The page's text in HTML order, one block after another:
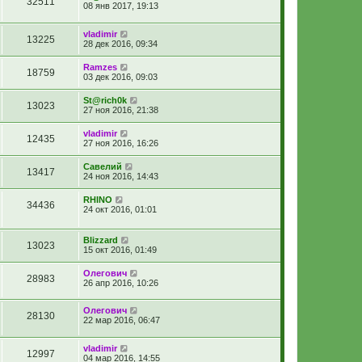
08 янв 2017, 19:13
13225
vladimir
28 дек 2016, 09:34
18759
Ramzes
03 дек 2016, 09:03
13023
St@rich0k
27 ноя 2016, 21:38
12435
vladimir
27 ноя 2016, 16:26
13417
Савелий
24 ноя 2016, 14:43
34436
RHINO
24 окт 2016, 01:01
13023
Blizzard
15 окт 2016, 01:49
28983
Олегович
26 апр 2016, 10:26
28130
Олегович
22 мар 2016, 06:47
12997
vladimir
04 мар 2016, 14:55